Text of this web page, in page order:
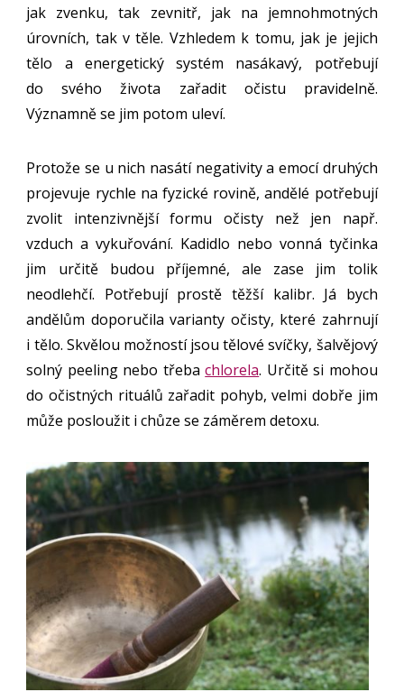
jak zvenku, tak zevnitř, jak na jemnohmotných
úrovních, tak v těle. Vzhledem k tomu, jak je jejich
tělo a energetický systém nasákavý, potřebují
do svého života zařadit očistu pravidelně.
Významně se jim potom uleví.
Protože se u nich nasátí negativity a emocí druhých
projevuje rychle na fyzické rovině, andělé potřebují
zvolit intenzivnější formu očisty než jen např.
vzduch a vykuřování. Kadidlo nebo vonná tyčinka
jim určitě budou příjemné, ale zase jim tolik
neodlehčí. Potřebují prostě těžší kalibr. Já bych
andělům doporučila varianty očisty, které zahrnují
i tělo. Skvělou možností jsou tělové svíčky, šalvějový
solný peeling nebo třebachlorela. Určitě si mohou
do očistných rituálů zařadit pohyb, velmi dobře jim
může posloužit i chůze se záměrem detoxu.